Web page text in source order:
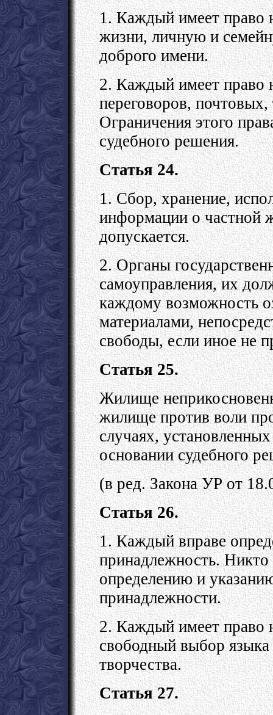
1. Каждый имеет право
жизни, личную и
доброго имени.
2. Каждый имеет право
переговоров,
Ограничения этого
судебного решения.
Статья 24.
1. Сбор, хранение,
информации о частной
допускается.
2. Органы
самоуправления, их
каждому возможность
материалами,
свободы, если иное не
Статья 25.
Жилище
жилище против воли
случаях,
основании судебного
(в ред. Закона УР от
Статья 26.
1. Каждый вправе
принадлежность.
определению и
принадлежности.
2. Каждый имеет право
свободный выбор
творчества.
Статья 27.